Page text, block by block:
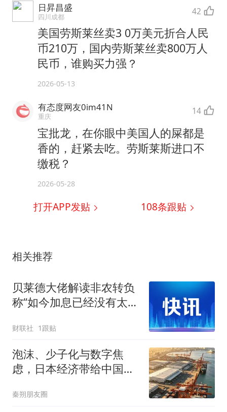
日昇昌盛
四川成都 42
美国劳斯莱丝卖3 0万美元折合人民
币210万，国内劳斯莱丝卖800万人
民币，谁购买力强？
2026-05-13
有态度网友0im41N
重庆 14
宝批龙，在你眼中美国人的屎都是
香的，赶紧去吃。劳斯莱斯进口不
缴税？
2026-05-28
打开APP发贴 108条跟贴
相关推荐
贝莱德大佬解读非农转负
称“如今加息已经没有太大
财联社 1跟贴
泡沫、少子化与数字焦
虑，日本经济带给中国什
秦朔朋友圈